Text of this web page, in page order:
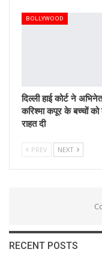
BOLLYWOOD
दिल्ली हाई कोर्ट ने
करिश्मा कपूर के बच्चों को
राहत दी
PREV NEXT
RECENT POSTS